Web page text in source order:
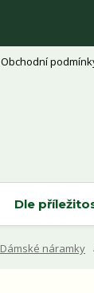
Obchodní
Dle
Dámské náramky